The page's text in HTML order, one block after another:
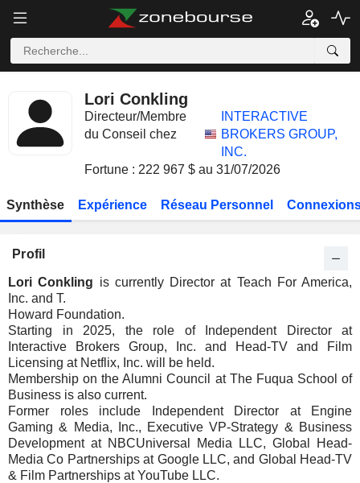
Lori Conkling
Directeur/Membre
du Conseil chez
INTERACTIVE
BROKERS GROUP,
INC.
Fortune : 222 967 $ au 31/07/2026
Synthèse Expérience Réseau Personnel
Profil
Lori Conkling is currently Director at Teach For America,
Inc. and T.
Howard Foundation.
Starting in 2025, the role of Independent Director at
Interactive Brokers Group, Inc. and Head-TV and Film
Licensing at Netflix, Inc. will be held.
Membership on the Alumni Council at The Fuqua School of
Business is also current.
Former roles include Independent Director at Engine
Gaming & Media, Inc., Executive VP-Strategy & Business
Development at NBCUniversal Media LLC, Global Head-
Media Co Partnerships at Google LLC, and Global Head-TV
& Film Partnerships at YouTube LLC.